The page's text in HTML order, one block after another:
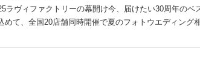
ラヴィファクトリーの幕開け今、届けたい30周年の
めて、全国20店舗同時開催で夏のフォトウエディン